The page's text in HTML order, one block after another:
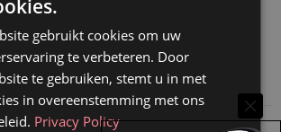
NIEUWS
info gemaakt door
Dan niet langer vertrouwelijk
juli 2026
gebruikt cookies om uw
te verbeteren. Door
te gebruiken, stemt u in met
in overeenstemming met ons
Privacy Policy